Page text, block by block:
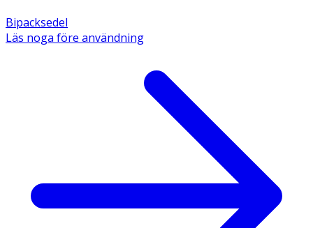
Bipacksedel
Läs noga före användning